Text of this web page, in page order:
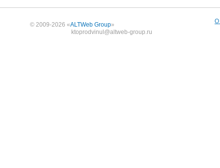
© 2009-2026 «ALTWeb Group»
ktoprodvinul@altweb-group.ru
О